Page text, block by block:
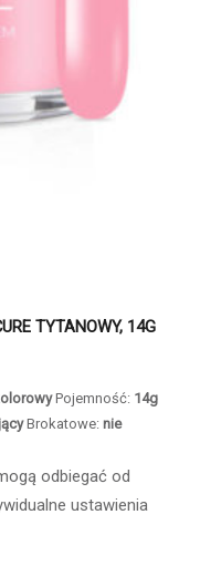
TYTANOWY, 14G
Pojemność: 14g
Brokatowe: nie
odbiegać od
ustawienia